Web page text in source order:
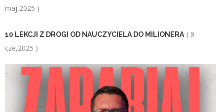
maj,2025 )
10 LEKCJI Z DROGI OD NAUCZYCIELA DO MILIONERA ( 9
cze,2025 )